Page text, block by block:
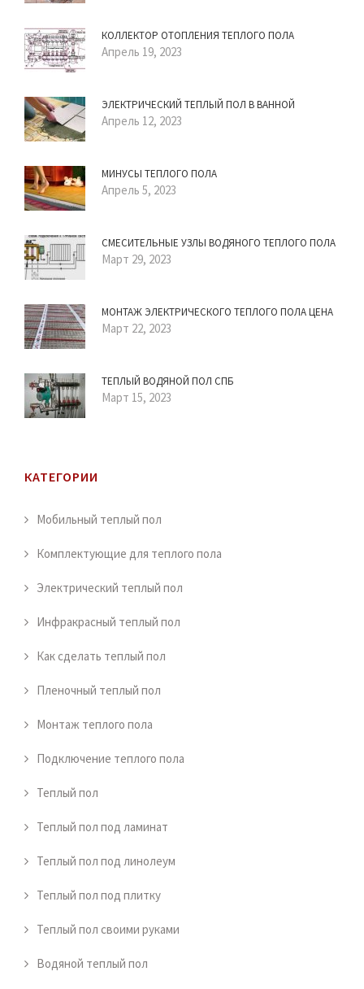
КОЛЛЕКТОР ОТОПЛЕНИЯ ТЕПЛОГО ПОЛА
Апрель 19, 2023
ЭЛЕКТРИЧЕСКИЙ ТЕПЛЫЙ ПОЛ В ВАННОЙ
Апрель 12, 2023
МИНУСЫ ТЕПЛОГО ПОЛА
Апрель 5, 2023
СМЕСИТЕЛЬНЫЕ УЗЛЫ ВОДЯНОГО ТЕПЛОГО ПОЛА
Март 29, 2023
МОНТАЖ ЭЛЕКТРИЧЕСКОГО ТЕПЛОГО ПОЛА ЦЕНА
Март 22, 2023
ТЕПЛЫЙ ВОДЯНОЙ ПОЛ СПБ
Март 15, 2023
КАТЕГОРИИ
Мобильный теплый пол
Комплектующие для теплого пола
Электрический теплый пол
Инфракрасный теплый пол
Как сделать теплый пол
Пленочный теплый пол
Монтаж теплого пола
Подключение теплого пола
Теплый пол
Теплый пол под ламинат
Теплый пол под линолеум
Теплый пол под плитку
Теплый пол своими руками
Водяной теплый пол